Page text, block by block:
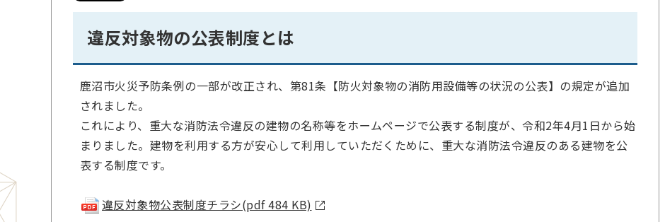
違反対象物の公表制度とは
鹿沼市火災予防条例の一部が改正され、第81条【防火対象物の消防用設備等の状況の公表】の規定が追加
されました。
これにより、重大な消防法令違反の建物の名称等をホームページで公表する制度が、令和2年4月1日から始
まりました。建物を利用する方が安心して利用していただくために、重大な消防法令違反のある建物を公
表する制度です。
違反対象物公表制度チラシ(pdf 484 KB)